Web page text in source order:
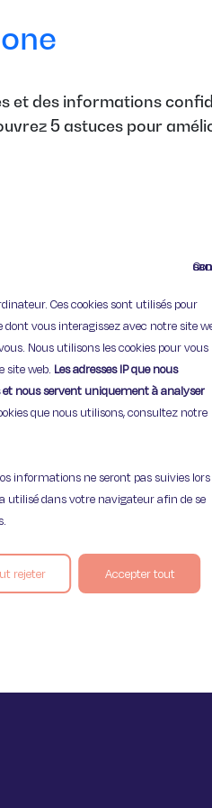
Ces cookies sont utilisés pour
vous interagissez avec notre site
Nous utilisons les cookies pour vous
site web. Les adresses IP que nous
nous servent uniquement à analyser
que nous utilisons, consultez notre
informations ne seront pas suivies lors
utilisé dans votre navigateur afin de se
rejeter Accepter tout
des informations
5 astuces pour
Provence,
Paris
Politique de